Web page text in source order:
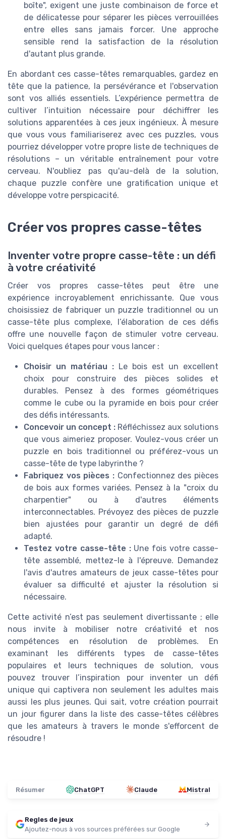
boîte", exigent une juste combinaison de force et
de délicatesse pour séparer les pièces verrouillées
entre elles sans jamais forcer. Une approche
sensible rend la satisfaction de la résolution
d'autant plus grande.
En abordant ces casse-têtes remarquables, gardez en
tête que la patience, la persévérance et l'observation
sont vos alliés essentiels. L’expérience permettra de
cultiver l’intuition nécessaire pour déchiffrer les
solutions apparentées à ces jeux ingénieux. À mesure
que vous vous familiariserez avec ces puzzles, vous
pourriez développer votre propre liste de techniques de
résolutions – un véritable entraînement pour votre
cerveau. N'oubliez pas qu'au-delà de la solution,
chaque puzzle confère une gratification unique et
développe votre perspicacité.
Créer vos propres casse-têtes
Inventer votre propre casse-tête : un défi
à votre créativité
Créer vos propres casse-têtes peut être une
expérience incroyablement enrichissante. Que vous
choisissiez de fabriquer un puzzle traditionnel ou un
casse-tête plus complexe, l’élaboration de ces défis
offre une nouvelle façon de stimuler votre cerveau.
Voici quelques étapes pour vous lancer :
Choisir un matériau : Le bois est un excellent
choix pour construire des pièces solides et
durables. Pensez à des formes géométriques
comme le cube ou la pyramide en bois pour créer
des défis intéressants.
Concevoir un concept : Réfléchissez aux solutions
que vous aimeriez proposer. Voulez-vous créer un
puzzle en bois traditionnel ou préférez-vous un
casse-tête de type labyrinthe ?
Fabriquez vos pièces : Confectionnez des pièces
de bois aux formes variées. Pensez à la "croix du
charpentier" ou à d'autres éléments
interconnectables. Prévoyez des pièces de puzzle
bien ajustées pour garantir un degré de défi
adapté.
Testez votre casse-tête :Une fois votre casse-
tête assemblé, mettez-le à l'épreuve. Demandez
l'avis d'autres amateurs de jeux casse-têtes pour
évaluer sa difficulté et ajuster la résolution si
nécessaire.
Cette activité n’est pas seulement divertissante ; elle
nous invite à mobiliser notre créativité et nos
compétences en résolution de problèmes. En
examinant les différents types de casse-têtes
populaires et leurs techniques de solution, vous
pouvez trouver l’inspiration pour inventer un défi
unique qui captivera non seulement les adultes mais
aussi les plus jeunes. Qui sait, votre création pourrait
un jour figurer dans la liste des casse-têtes célèbres
que les amateurs à travers le monde s'efforcent de
résoudre !
Résumer ChatGPT Claude Mistral
Regles de jeux
Ajoutez-nous à vos sources préférées sur Google